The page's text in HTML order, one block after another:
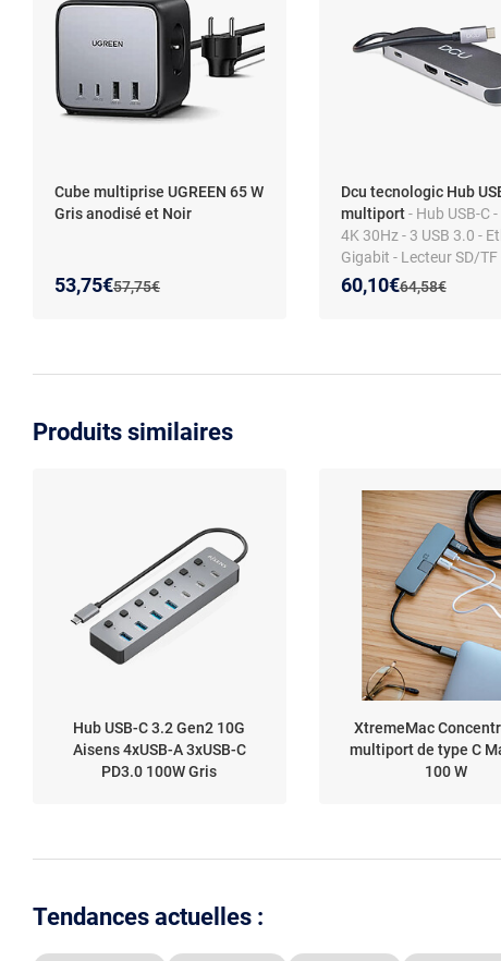
Cube multiprise UGREEN 65 W
Gris anodisé et Noir
Ancien prix :
57,75€
Nouveau prix :
53,75€
Réduction de :
Dcu tecnologic Hub
multiport- Hub USB-C
4K 30Hz - 3 USB 3.0 -
Gigabit - Lecteur SD/TF
100W
Ancien prix :
64,58€
Nouveau prix :
60,10€
Réduction de :
Produits similaires
Hub USB-C 3.2 Gen2 10G
Aisens 4xUSB-A 3xUSB-C
PD3.0 100W Gris
XtremeMac
multiport de type C
100 W
Tendances actuelles :